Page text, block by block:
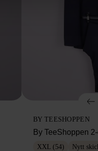
BY TEESHOPPEN
By TeeShoppen
XXL (54) Nytt